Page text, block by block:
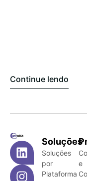
Continue lendo
Soluções
Soluções
por
Plataforma
e